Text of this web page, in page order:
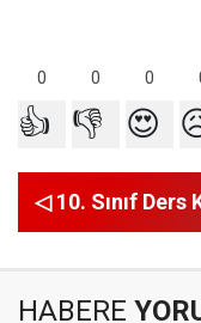
0 0 0
👍 👎 😍
◁ 10. Sınıf Ders
HABERE